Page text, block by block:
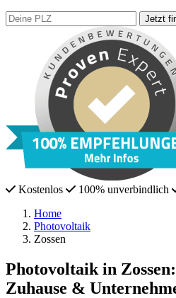
Kostenlos 100% unverbindlich
Home
Photovoltaik
Zossen
Photovoltaik in
Zuhause &